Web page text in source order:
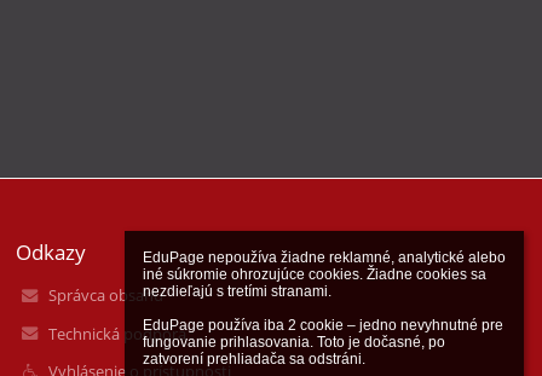
EduPage nepoužíva žiadne reklamné, analytické alebo
iné súkromie ohrozujúce cookies. Žiadne cookies sa
nezdieľajú s tretími stranami.
EduPage používa iba 2 cookie – jedno nevyhnutné pre
fungovanie prihlasovania. Toto je dočasné, po
zatvorení prehliadača sa odstráni.
Odkazy
Správca obsahu
Technická podpora
Vyhlásenie o prístupnosti